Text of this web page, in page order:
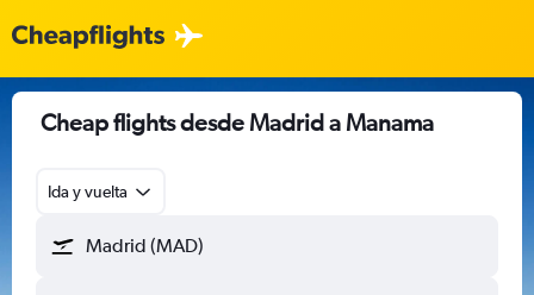
Cheap flights desde Madrid a Manama
Ida y vuelta
Madrid (MAD)